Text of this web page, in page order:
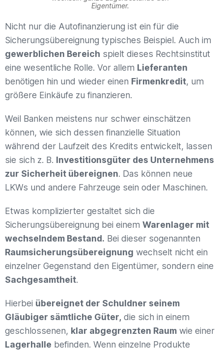
Eigentümer.
Nicht nur die Autofinanzierung ist ein für die
Sicherungsübereignung typisches Beispiel. Auch im
gewerblichen Bereich spielt dieses Rechtsinstitut
eine wesentliche Rolle. Vor allem Lieferanten
benötigen hin und wieder einen Firmenkredit, um
größere Einkäufe zu finanzieren.
Weil Banken meistens nur schwer einschätzen
können, wie sich dessen finanzielle Situation
während der Laufzeit des Kredits entwickelt, lassen
sie sich z. B. Investitionsgüter des Unternehmens
zur Sicherheit übereignen. Das können neue
LKWs und andere Fahrzeuge sein oder Maschinen.
Etwas komplizierter gestaltet sich die
Sicherungsübereignung bei einem Warenlager mit
wechselndem Bestand. Bei dieser sogenannten
Raumsicherungsübereignung wechselt nicht ein
einzelner Gegenstand den Eigentümer, sondern eine
Sachgesamtheit.
Hierbei übereignet der Schuldner seinem
Gläubiger sämtliche Güter, die sich in einem
geschlossenen, klar abgegrenzten Raum wie einer
Lagerhalle befinden. Wenn einzelne Produkte